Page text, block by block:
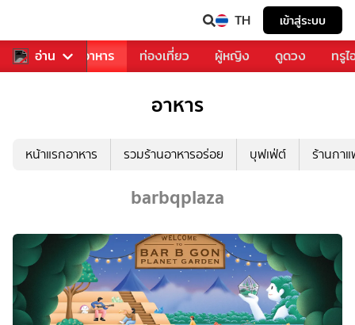
TH เข้าสู่ระบบ
อ่าน
การเพลง อาหาร ท่องเที่ยว ผู้หญิง ดูดวง ทรู
อาหาร
หน้าแรกอาหาร รวมร้านอาหารอร่อย บุฟเฟ่ต์ ร้านกา
barbqplaza